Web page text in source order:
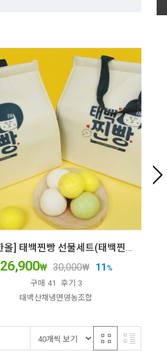
[자연한올] 태백찐빵 선물세트(태백찐빵700g*3봉+보냉선물가방)
26,900₩ 30,000₩ 11 %
구매 41 후기 3
태백산채냉면영농조합